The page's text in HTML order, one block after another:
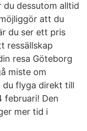
du dessutom alltid
att du
du ser ett pris
ressällskap
resa Göteborg
miste om
du flyga direkt till
februari! Den
mer tid i